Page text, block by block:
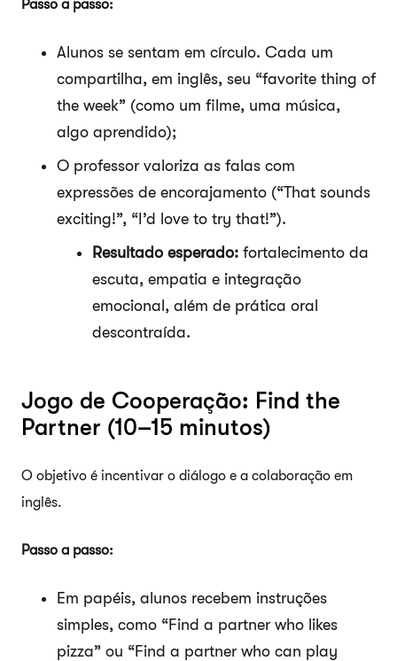
Passo a passo:
Alunos se sentam em círculo. Cada um
compartilha, em inglês, seu “favorite thing of
the week” (como um filme, uma música,
algo aprendido);
O professor valoriza as falas com
expressões de encorajamento (“That sounds
exciting!”, “I’d love to try that!”).
Resultado esperado: fortalecimento da
escuta, empatia e integração
emocional, além de prática oral
descontraída.
Jogo de Cooperação: Find the
Partner (10–15 minutos)
O objetivo é incentivar o diálogo e a colaboração em
inglês.
Passo a passo:
Em papéis, alunos recebem instruções
simples, como “Find a partner who likes
pizza” ou “Find a partner who can play